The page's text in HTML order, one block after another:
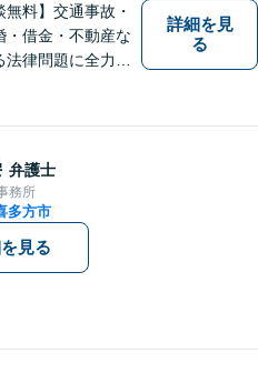
無料】交通事故・
・借金・不動産な
法律問題に全力を
も重視ししていま
方はまずはご相
。
詳細を見
る
弁護士
務所
多方市
見る